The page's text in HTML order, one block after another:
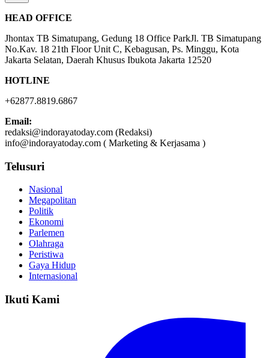
HEAD OFFICE
Jhontax TB Simatupang, Gedung 18 Office ParkJl. TB Simatupang
No.Kav. 18 21th Floor Unit C, Kebagusan, Ps. Minggu, Kota
Jakarta Selatan, Daerah Khusus Ibukota Jakarta 12520
HOTLINE
+62877.8819.6867
Email:
redaksi@indorayatoday.com (Redaksi)
info@indorayatoday.com ( Marketing & Kerjasama )
Telusuri
Nasional
Megapolitan
Politik
Ekonomi
Parlemen
Olahraga
Peristiwa
Gaya Hidup
Internasional
Ikuti Kami